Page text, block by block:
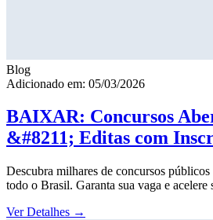
Blog
Adicionado em: 05/03/2026
BAIXAR: Concursos
&#8211; Editas com
Descubra milhares de concursos
todo o Brasil. Garanta sua vaga e acelere
Ver Detalhes →